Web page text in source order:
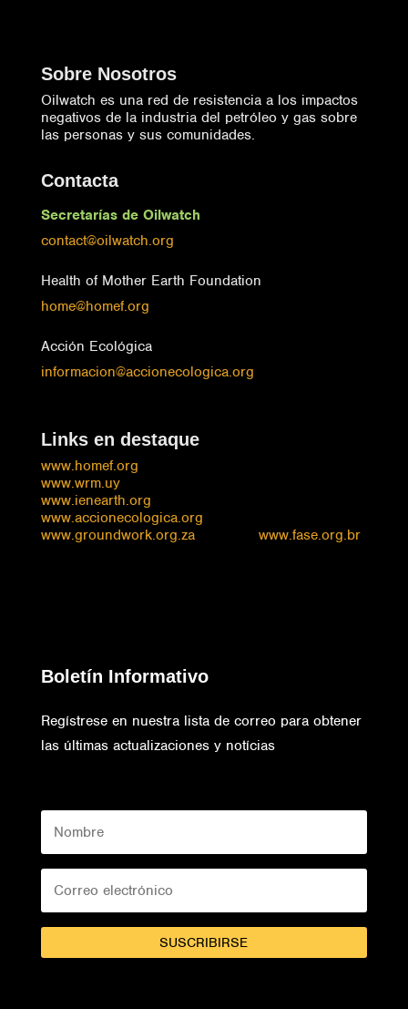
Sobre Nosotros
Oilwatch es una red de resistencia a los impactos
negativos de la industria del petróleo y gas sobre
las personas y sus comunidades.
Contacta
Secretarías de Oilwatch
contact@oilwatch.org
Health of Mother Earth Foundation
home@homef.org
Acción Ecológica
informacion@accionecologica.org
Links en destaque
www.homef.org
www.wrm.uy
www.ienearth.org
www.accionecologica.org
www.groundwork.org.za
www.fase.org.br
Boletín Informativo
Regístrese en nuestra lista de correo para obtener
las últimas actualizaciones y notícias
SUSCRIBIRSE